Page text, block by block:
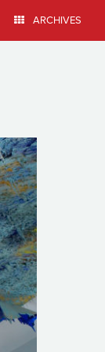
ARCHIVES